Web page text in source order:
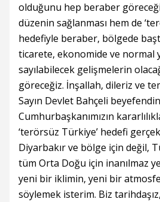
olduğunu hep beraber
düzenin sağlanması hem de
hedefiyle beraber, bölgede
ticarete, ekonomide ve normal
sayılabilecek gelişmelerin
göreceğiz. İnşallah, dileriz ve
Sayın Devlet Bahçeli
Cumhurbaşkanımızın
‘terörsüz Türkiye’ hedefi
Diyarbakır ve bölge için değil,
tüm Orta Doğu için inanılmaz
yeni bir iklimin, yeni bir
söylemek isterim. Biz